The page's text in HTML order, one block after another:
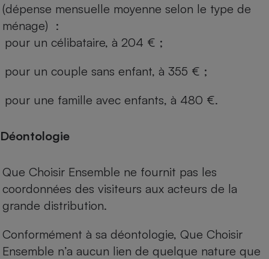
(dépense mensuelle moyenne selon le type de
ménage) :
pour un célibataire, à 204 € ;
pour un couple sans enfant, à 355 € ;
pour une famille avec enfants, à 480 €.
Déontologie
Que Choisir Ensemble ne fournit pas les
coordonnées des visiteurs aux acteurs de la
grande distribution.
Conformément à sa déontologie, Que Choisir
Ensemble n’a aucun lien de quelque nature que